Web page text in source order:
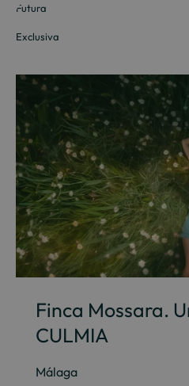
Futura
Exclusiva
Finca Mossara.
CULMIA
Málaga